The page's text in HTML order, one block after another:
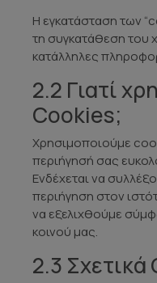
Η εγκατάσταση των
τη συγκατάθεση του
κατάλληλες
2.2 Γιατί
Cookies;
Χρησιμοποιούμε
περιήγησή σας
Ενδέχεται να
περιήγηση στον
να εξελιχθούμε
κοινού μας.
2.3